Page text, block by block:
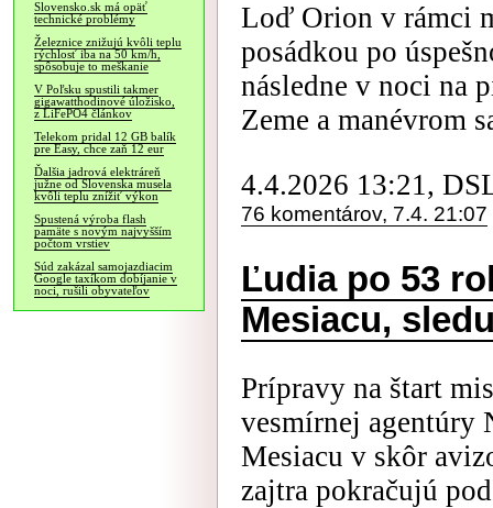
Slovensko.sk má opäť
technické problémy
Železnice znižujú kvôli teplu
rýchlosť iba na 50 km/h,
spôsobuje to meškanie
V Poľsku spustili takmer
gigawatthodinové úložisko,
z LiFePO4 článkov
Telekom pridal 12 GB balík
pre Easy, chce zaň 12 eur
Ďalšia jadrová elektráreň
južne od Slovenska musela
kvôli teplu znížiť výkon
Spustená výroba flash
pamäte s novým najvyšším
počtom vrstiev
Súd zakázal samojazdiacim
Google taxíkom dobíjanie v
noci, rušili obyvateľov
Loď Orion v rámci
posádkou po
následne v noci na
Zeme a manévrom
4.4.2026 13:21,
76 komentárov, 7.4. 21:07
Ľudia po 53
Mesiacu,
Prípravy na štart
vesmírnej agentúry
Mesiacu v skôr
zajtra pokračujú